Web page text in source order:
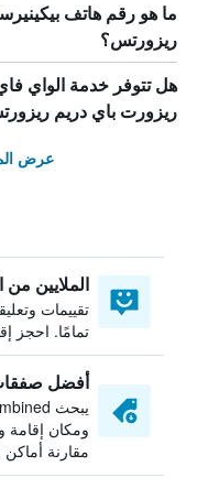
ما هو رقم هاتف
ريزورتس؟
هل تتوفر خدمة الواي
ريزورت باي دريم
عرض
الملايين من
تقييمات
تمامًا. احجز
أفضل
ومكان
مقارنة أماكن